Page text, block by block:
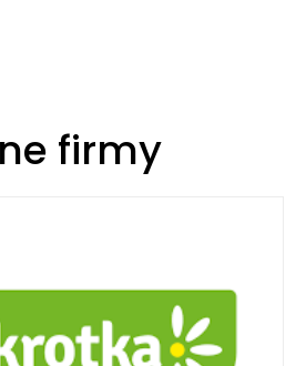
firmy